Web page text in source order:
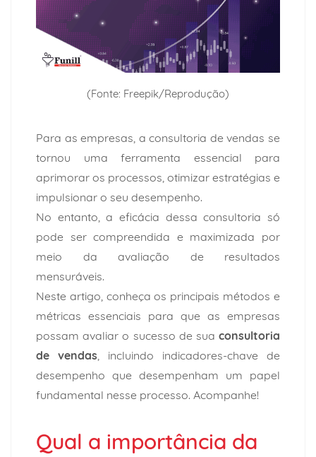
(Fonte: Freepik/Reprodução)
Para as empresas, a consultoria de vendas se
tornou uma ferramenta essencial para
aprimorar os processos, otimizar estratégias e
impulsionar o seu desempenho.
No entanto, a eficácia dessa consultoria só
pode ser compreendida e maximizada por
meio da avaliação de resultados
mensuráveis.
Neste artigo, conheça os principais métodos e
métricas essenciais para que as empresas
possam avaliar o sucesso de sua consultoria
de vendas, incluindo indicadores-chave de
desempenho que desempenham um papel
fundamental nesse processo. Acompanhe!
Qual a importância da